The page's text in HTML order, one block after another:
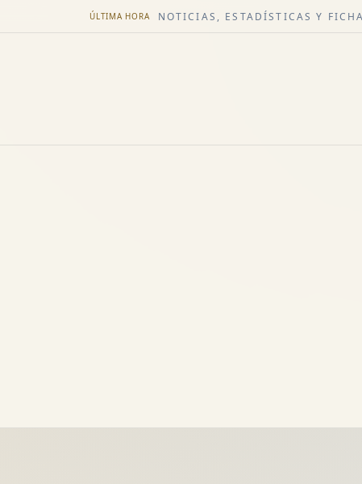
ÚLTIMA HORA NOTICIAS, ESTADÍSTICAS Y